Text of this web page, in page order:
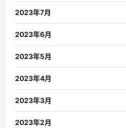
2023年7月
2023年6月
2023年5月
2023年4月
2023年3月
2023年2月